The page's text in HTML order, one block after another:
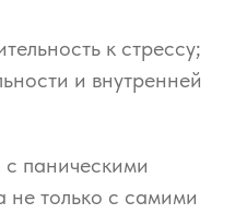
к стрессу;
и внутренней
паническими
не только с самими